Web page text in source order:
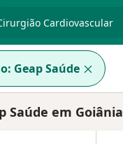
Geap Saúde
Saúde em Goiânia